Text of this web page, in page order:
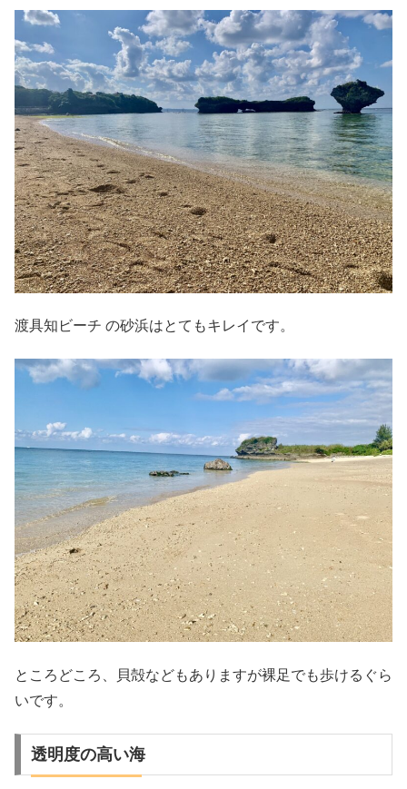
渡具知ビーチ の砂浜はとてもキレイです。
ところどころ、貝殻などもありますが裸足でも歩けるぐら
いです。
透明度の高い海